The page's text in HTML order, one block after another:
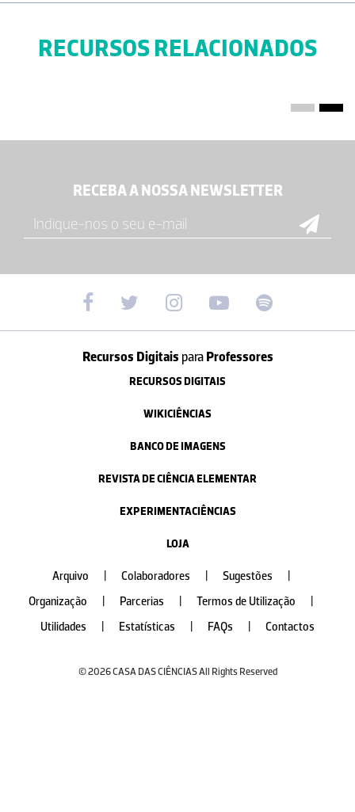
RECURSOS RELACIONADOS
RECEBA A NOSSA NEWSLETTER
Recursos Digitais paraProfessores
RECURSOS DIGITAIS
WIKICIÊNCIAS
BANCO DE IMAGENS
REVISTA DE CIÊNCIA ELEMENTAR
EXPERIMENTACIÊNCIAS
LOJA
Arquivo Colaboradores Sugestões
Organização
Parcerias Termos de Utilização
Utilidades
Estatísticas FAQs Contactos
© 2026 CASA DAS CIÊNCIAS All Rights Reserved